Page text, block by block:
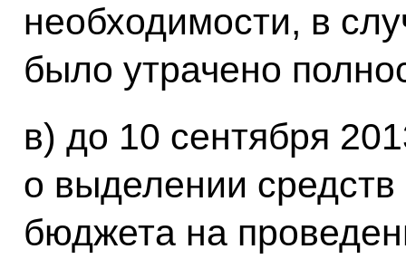
необходимости, в
было утрачено
в) до 10 сентября
о выделении
бюджета на